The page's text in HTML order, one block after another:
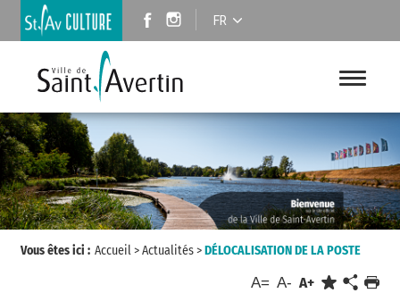
FR
Vous êtes ici : Accueil>Actualités>DÉLOCALISATION DE LA POSTE
A= A- A+